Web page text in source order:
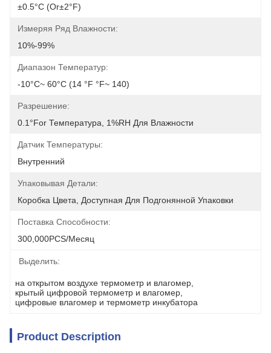
±0.5°C (or±2°F)
Измеряя Ряд Влажности:
10%-99%
Диапазон Температур:
-10°C~ 60°C (14 °F °F~ 140)
Разрешение:
0.1°for Температура, 1%RH Для Влажности
Датчик Температуры:
Внутренний
Упаковывая Детали:
Коробка Цвета, Доступная Для Подгонянной Упаковки
Поставка Способности:
300,000PCS/месяц
Выделить:
на открытом воздухе термометр и влагомер
крытый цифровой термометр и влагомер
цифровые влагомер и термометр инкубатора
Product Description